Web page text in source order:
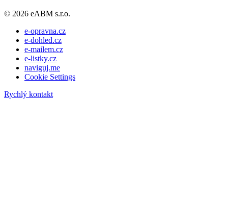
© 2026 eABM s.r.o.
e-opravna.cz
e-dohled.cz
e-mailem.cz
e-listky.cz
naviguj.me
Cookie Settings
Rychlý kontakt